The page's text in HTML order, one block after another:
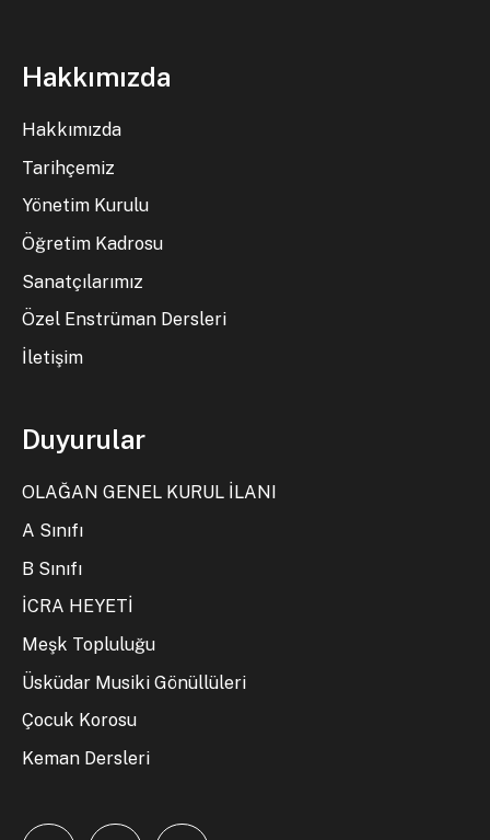
Hakkımızda
Hakkımızda
Tarihçemiz
Yönetim Kurulu
Öğretim Kadrosu
Sanatçılarımız
Özel Enstrüman Dersleri
İletişim
Duyurular
OLAĞAN GENEL KURUL İLANI
A Sınıfı
B Sınıfı
İCRA HEYETİ
Meşk Topluluğu
Üsküdar Musiki Gönüllüleri
Çocuk Korosu
Keman Dersleri